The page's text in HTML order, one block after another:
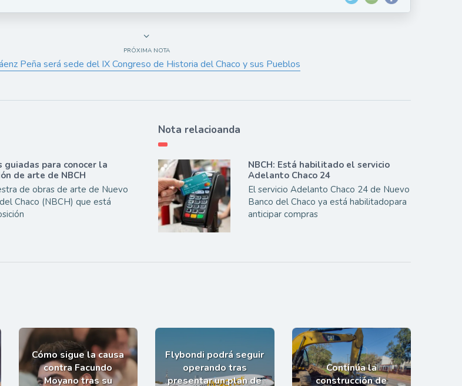
PRÓXIMA NOTA
Peña será sede del IX Congreso de Historia del Chaco y sus Pueblos
guiadas para conocer la
de arte de NBCH
de obras de arte de Nuevo
Chaco (NBCH) que está
Nota relacioanda
NBCH: Está habilitado el servicio
Adelanto Chaco 24
El servicio Adelanto Chaco 24 de Nuevo
Banco del Chaco ya está habilitadopara
anticipar compras
Cómo sigue la causa
contra Facundo
Moyano tras su
Flybondi podrá seguir
operando tras
presentar un plan de
Continúa la
construcción de